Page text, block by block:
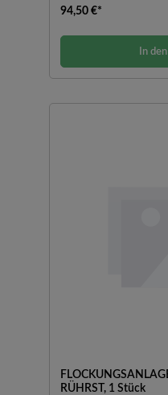
94,50 €*
In
RÜHRST, 1 Stück